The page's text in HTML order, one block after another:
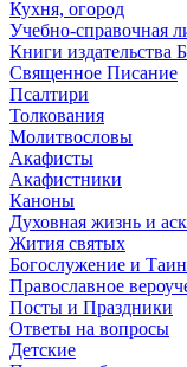
Кухня, огород
Учебно-справочная
Книги издательства
Священное Писание
Псалтири
Толкования
Молитвословы
Акафисты
Акафистники
Каноны
Духовная жизнь и
Жития святых
Богослужение и
Православное
Посты и Праздники
Ответы на вопросы
Детские